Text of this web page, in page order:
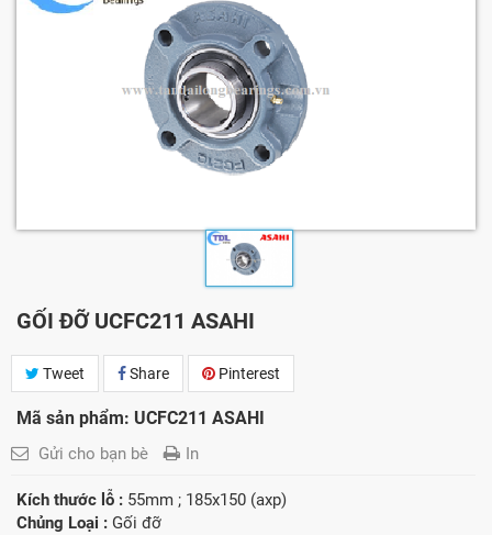
GỐI ĐỠ UCFC211 ASAHI
Tweet Share Pinterest
Mã sản phẩm: UCFC211 ASAHI
Gửi cho bạn bè In
Kích thước lỗ : 55mm ; 185x150 (axp)
Chủng Loại : Gối đỡ